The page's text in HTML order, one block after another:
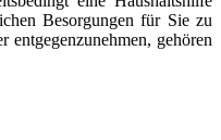
Besorgungen für Sie zu
gehören